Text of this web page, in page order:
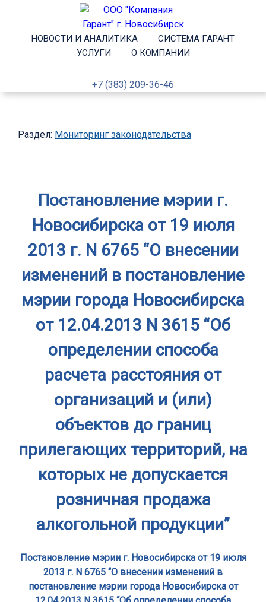
НОВОСТИ И АНАЛИТИКА
СИСТЕМА ГАРАНТ
УСЛУГИ
О КОМПАНИИ
+7 (383) 209-36-46
Раздел: Мониторинг законодательства
Постановление мэрии г.
Новосибирска от 19 июля
2013 г. N 6765 “О внесении
изменений в постановление
мэрии города Новосибирска
от 12.04.2013 N 3615 “Об
определении способа
расчета расстояния от
организаций и (или)
объектов до границ
прилегающих территорий, на
которых не допускается
розничная продажа
алкогольной продукции”
Постановление мэрии г. Новосибирска от 19 июля
2013 г. N 6765 “О внесении изменений в
постановление мэрии города Новосибирска от